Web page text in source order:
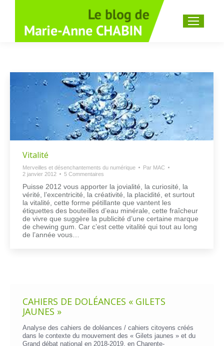
Recherche
Vitalité
Merveilles et désenchantements du numérique Par MAC
2 janvier 2012
5 Commentaires
Puisse 2012 vous apporter la jovialité, la curiosité, la
vérité, l’excentricité, la créativité, la placidité, et surtout
la vitalité, cette forme pétillante que vantent les
étiquettes des bouteilles d’eau minérale, cette fraîcheur
de vivre que suggère la publicité d’une certaine marque
de chewing gum. Car c’est cette vitalité qui tout au long
de l’année vous…
CAHIERS DE DOLÉANCES « GILETS
JAUNES »
Analyse des cahiers de doléances / cahiers citoyens créés
dans le contexte du mouvement des « Gilets jaunes » et du
Grand débat national en 2018-2019, en Charente-